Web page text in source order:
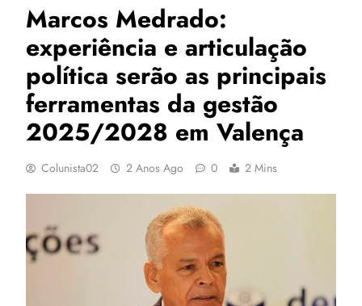
Marcos Medrado:
experiência e articulação
política serão as principais
ferramentas da gestão
2025/2028 em Valença
Colunista02 2 Anos Ago 0 2 Mins